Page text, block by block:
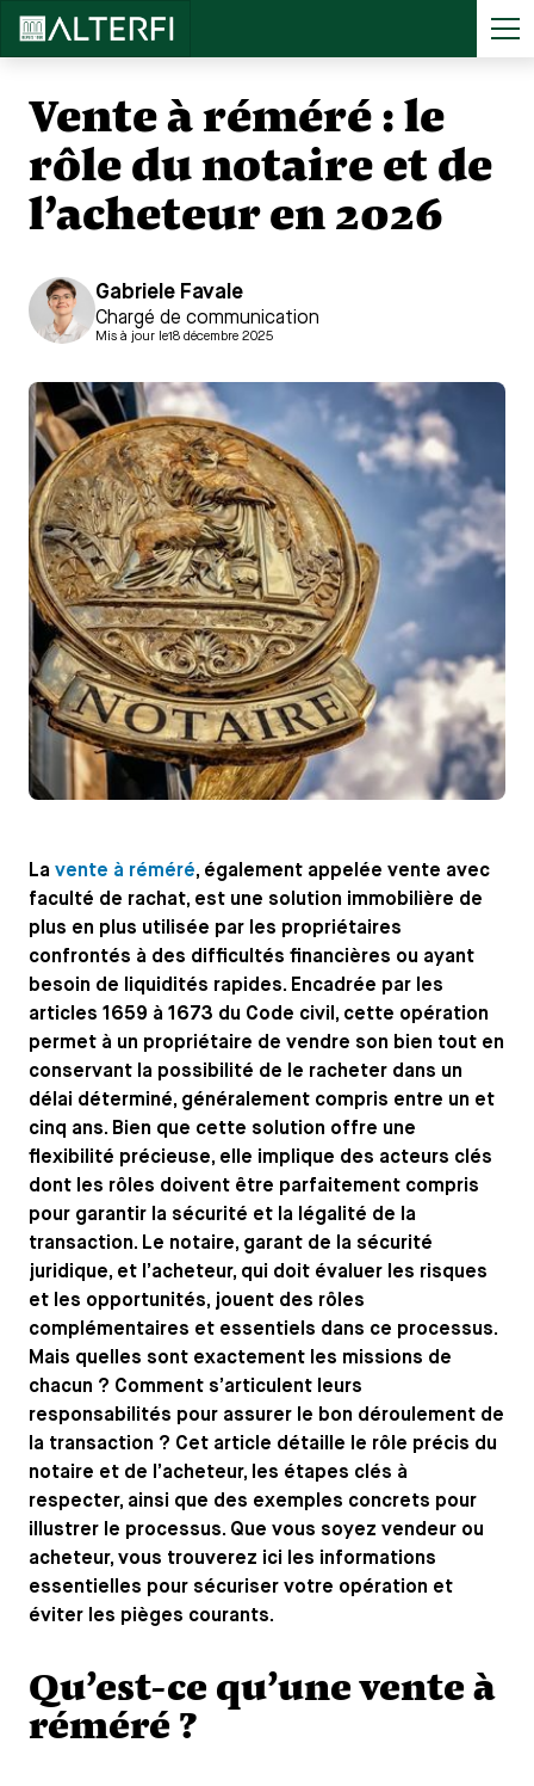
Vente à réméré : le
rôle du notaire et de
l’acheteur en 2026
Gabriele Favale
Chargé de communication
Mis à jour le18 décembre 2025
La vente à réméré, également appelée vente avec
faculté de rachat, est une solution immobilière de
plus en plus utilisée par les propriétaires
confrontés à des difficultés financières ou ayant
besoin de liquidités rapides. Encadrée par les
articles 1659 à 1673 du Code civil, cette opération
permet à un propriétaire de vendre son bien tout en
conservant la possibilité de le racheter dans un
délai déterminé, généralement compris entre un et
cinq ans. Bien que cette solution offre une
flexibilité précieuse, elle implique des acteurs clés
dont les rôles doivent être parfaitement compris
pour garantir la sécurité et la légalité de la
transaction. Le notaire, garant de la sécurité
juridique, et l’acheteur, qui doit évaluer les risques
et les opportunités, jouent des rôles
complémentaires et essentiels dans ce processus.
Mais quelles sont exactement les missions de
chacun ? Comment s’articulent leurs
responsabilités pour assurer le bon déroulement de
la transaction ? Cet article détaille le rôle précis du
notaire et de l’acheteur, les étapes clés à
respecter, ainsi que des exemples concrets pour
illustrer le processus. Que vous soyez vendeur ou
acheteur, vous trouverez ici les informations
essentielles pour sécuriser votre opération et
éviter les pièges courants.
Qu’est-ce qu’une vente à
réméré ?